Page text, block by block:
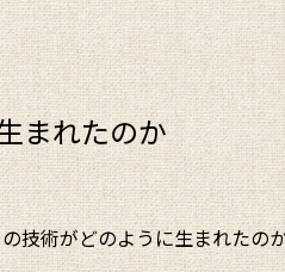
まれたのか
技術がどのように生まれた